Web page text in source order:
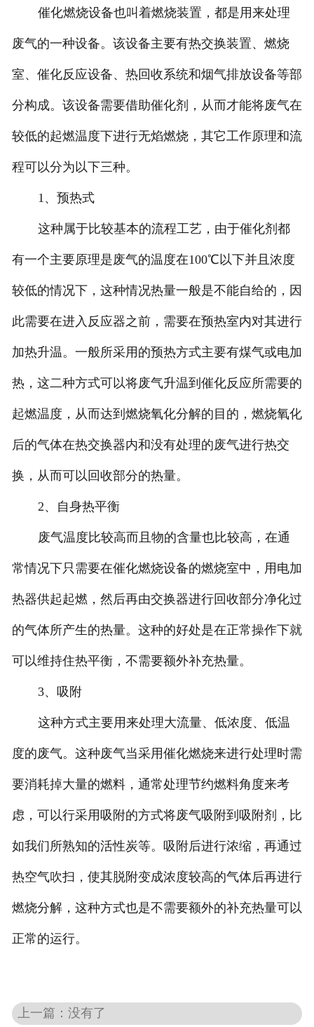
催化燃烧设备也叫着燃烧装置，都是用来处理
废气的一种设备。该设备主要有热交换装置、燃烧
室、催化反应设备、热回收系统和烟气排放设备等部
分构成。该设备需要借助催化剂，从而才能将废气在
较低的起燃温度下进行无焰燃烧，其它工作原理和流
程可以分为以下三种。
1、预热式
这种属于比较基本的流程工艺，由于催化剂都
有一个主要原理是废气的温度在100℃以下并且浓度
较低的情况下，这种情况热量一般是不能自给的，因
此需要在进入反应器之前，需要在预热室内对其进行
加热升温。一般所采用的预热方式主要有煤气或电加
热，这二种方式可以将废气升温到催化反应所需要的
起燃温度，从而达到燃烧氧化分解的目的，燃烧氧化
后的气体在热交换器内和没有处理的废气进行热交
换，从而可以回收部分的热量。
2、自身热平衡
废气温度比较高而且物的含量也比较高，在通
常情况下只需要在催化燃烧设备的燃烧室中，用电加
热器供起起燃，然后再由交换器进行回收部分净化过
的气体所产生的热量。这种的好处是在正常操作下就
可以维持住热平衡，不需要额外补充热量。
3、吸附
这种方式主要用来处理大流量、低浓度、低温
度的废气。这种废气当采用催化燃烧来进行处理时需
要消耗掉大量的燃料，通常处理节约燃料角度来考
虑，可以行采用吸附的方式将废气吸附到吸附剂，比
如我们所熟知的活性炭等。吸附后进行浓缩，再通过
热空气吹扫，使其脱附变成浓度较高的气体后再进行
燃烧分解，这种方式也是不需要额外的补充热量可以
正常的运行。
上一篇：没有了